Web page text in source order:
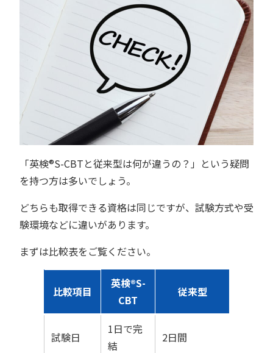
「英検®︎S-CBTと従来型は何が違うの？」という疑問
を持つ方は多いでしょう。
どちらも取得できる資格は同じですが、試験方式や受
験環境などに違いがあります。
まずは比較表をご覧ください。
比較項目
英検®︎S-
CBT
従来型
試験日
1日で完
結
2日間